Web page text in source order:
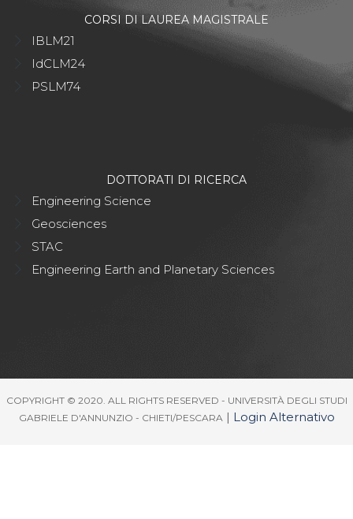
CORSI DI LAUREA MAGISTRALE
IBLM21
IdCLM24
PSLM74
DOTTORATI DI RICERCA
Engineering Science
Geosciences
STAC
Engineering Earth and Planetary Sciences
COPYRIGHT © 2020. ALL RIGHTS RESERVED - UNIVERSITÀ DEGLI STUDI
GABRIELE D'ANNUNZIO - CHIETI/PESCARA| Login Alternativo